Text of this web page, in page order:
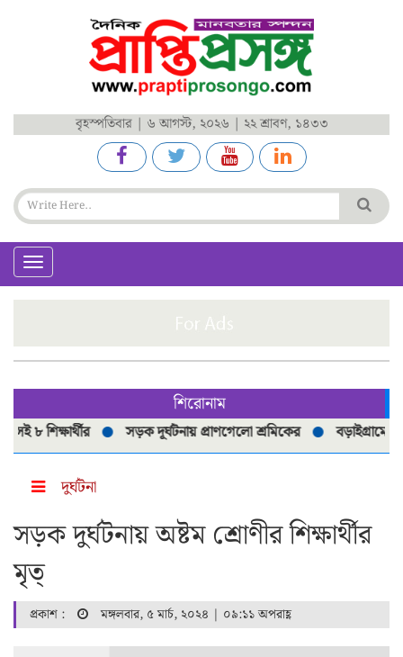
বৃহস্পতিবার | ৬ আগস্ট, ২০২৬ | ২২ শ্রাবণ, ১৪৩৩
Toggle
navigation
শিরোনাম
শিক্ষার্থীর সড়ক দূর্ঘটনায় প্রাণগেলো শ্রমিকের বড়াইগ্রামে
দুর্ঘটনা
সড়ক দুর্ঘটনায় অষ্টম শ্রোণীর শিক্ষার্থীর
মৃত্
প্রকাশ : মঙ্গলবার, ৫ মার্চ, ২০২৪ | ০৯:১১ অপরাহ্ণ